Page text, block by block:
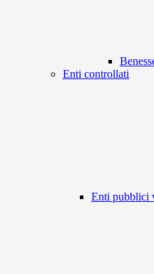
Enti controllati
Enti pubblici